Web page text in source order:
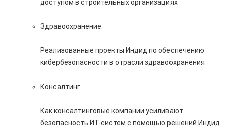
доступом в строительных организациях
Здравоохранение
Реализованные проекты Индид по обеспечению
кибербезопасности в отрасли здравоохранения
Консалтинг
Как консалтинговые компании усиливают
безопасность ИТ-систем с помощью решений Индид